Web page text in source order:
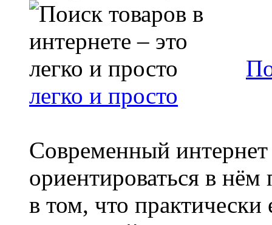
легко и просто
Современный интернет
ориентироваться в
в том, что